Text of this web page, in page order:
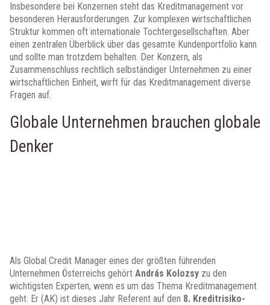
Insbesondere bei Konzernen steht das Kreditmanagement vor
besonderen Herausforderungen. Zur komplexen wirtschaftlichen
Struktur kommen oft internationale Tochtergesellschaften. Aber
einen zentralen Überblick über das gesamte Kundenportfolio kann
und sollte man trotzdem behalten. Der Konzern, als
Zusammenschluss rechtlich selbständiger Unternehmen zu einer
wirtschaftlichen Einheit, wirft für das Kreditmanagement diverse
Fragen auf.
Globale Unternehmen brauchen globale
Denker
Als Global Credit Manager eines der größten führenden
Unternehmen Österreichs gehört András Kolozsy zu den
wichtigsten Experten, wenn es um das Thema Kreditmanagement
geht. Er (AK) ist dieses Jahr Referent auf den 8. Kreditrisiko-